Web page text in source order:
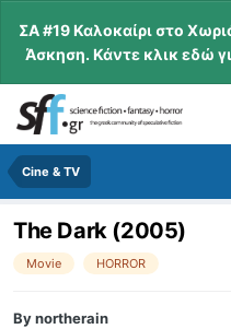
ΣΑ #19 Καλοκαίρι στο
Άσκηση. Κάντε κλικ εδώ
Cine & TV
Τhe Dark (2005)
Movie HORROR
Bynortherain